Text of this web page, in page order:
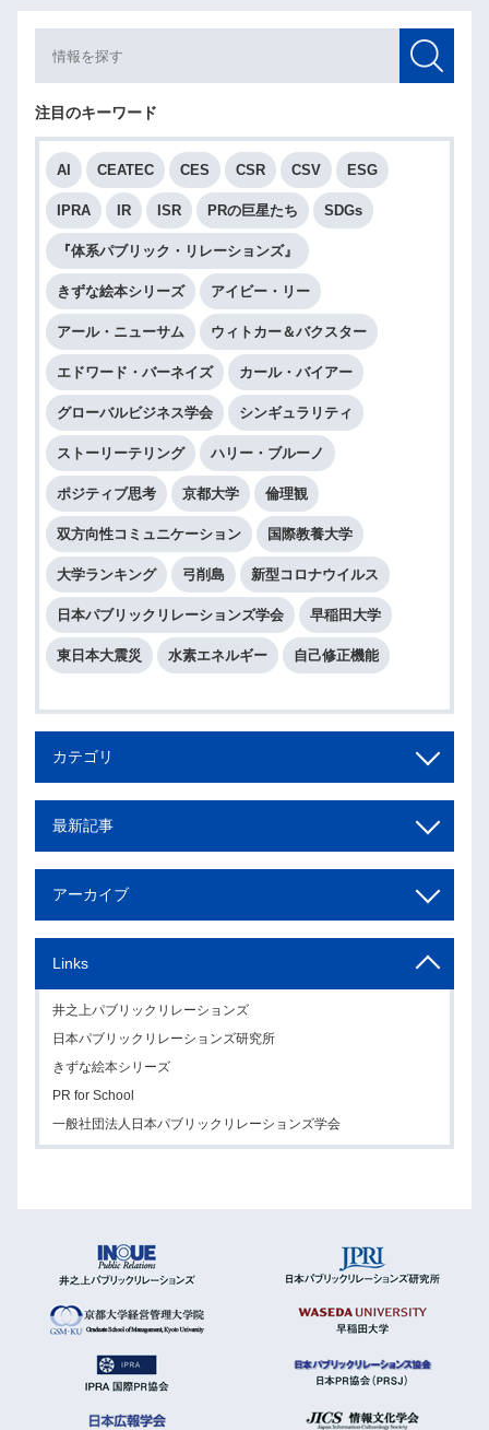
注目のキーワード
AI CEATEC CES CSR CSV ESG
IPRA IR ISR PRの巨星たち SDGs
『体系パブリック・リレーションズ』
きずな絵本シリーズ アイビー・リー
アール・ニューサム ウィトカー＆バクスター
エドワード・バーネイズ カール・バイアー
グローバルビジネス学会 シンギュラリティ
ストーリーテリング ハリー・ブルーノ
ポジティブ思考 京都大学 倫理観
双方向性コミュニケーション 国際教養大学
大学ランキング 弓削島 新型コロナウイルス
日本パブリックリレーションズ学会 早稲田大学
東日本大震災 水素エネルギー 自己修正機能
カテゴリ
最新記事
アーカイブ
Links
井之上パブリックリレーションズ
日本パブリックリレーションズ研究所
きずな絵本シリーズ
PR for School
一般社団法人日本パブリックリレーションズ学会